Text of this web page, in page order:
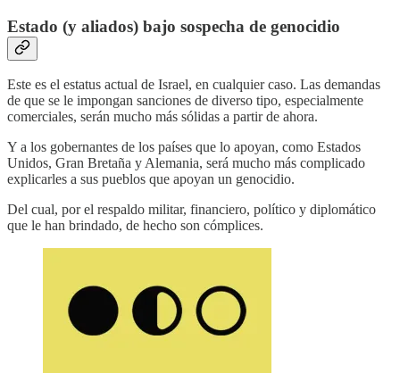
Estado (y aliados) bajo sospecha de genocidio
Este es el estatus actual de Israel, en cualquier caso. Las demandas
de que se le impongan sanciones de diverso tipo, especialmente
comerciales, serán mucho más sólidas a partir de ahora.
Y a los gobernantes de los países que lo apoyan, como Estados
Unidos, Gran Bretaña y Alemania, será mucho más complicado
explicarles a sus pueblos que apoyan un genocidio.
Del cual, por el respaldo militar, financiero, político y diplomático
que le han brindado, de hecho son cómplices.